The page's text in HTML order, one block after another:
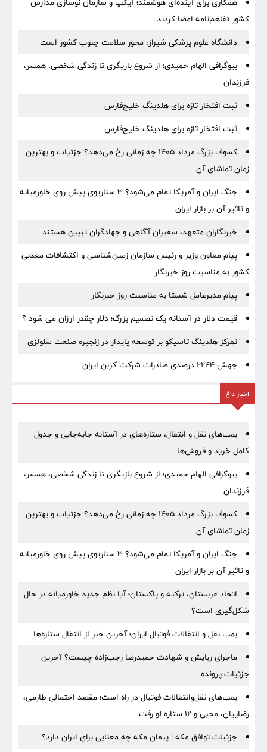
کشور تفاهم‌نامه امضا کردند
دانشگاه علوم پزشکی شیراز، محور سلامت جنوب کشور است
بیوگرافی الهام حمیدی؛ از شروع بازیگری تا زندگی شخصی، همسر،
فرزندان
ثبت افتخار تازه برای هلدینگ خلیج‌فارس
ثبت افتخار تازه برای هلدینگ خلیج‌فارس
کسوف بزرگ مرداد ۱۴۰۵ چه زمانی رخ می‌دهد؟ جزئیات و بهترین
زمان تماشای آن
جنگ ایران و آمریکا تمام می‌شود؟ ۳ سناریوی پیش روی خاورمیانه
و تاثیر آن بر بازار ایران
خبرنگاران متعهد، سفیران آگاهی و جهادگران تبیین هستند
پیام معاون وزیر و رئیس سازمان زمین‌شناسی و اکتشافات معدنی
کشور به مناسبت روز خبرنگار
پیام مدیرعامل شستا به مناسبت روز خبرنگار
قیمت دلار در آستانه یک تصمیم بزرگ؛ دلار چقدر ارزان می شود ؟
تمرکز هلدینگ تاسیکو بر توسعه پایدار در زنجیره صنعت سلولزی
جهش ۲۲۴۴ درصدی صادرات شرکت کربن ایران
اخبار داغ
بمب‌های نقل و انتقال، ستاره‌های در آستانه جابه‌جایی و جدول
کامل خرید و فروش‌ها
بیوگرافی الهام حمیدی؛ از شروع بازیگری تا زندگی شخصی، همسر،
فرزندان
کسوف بزرگ مرداد ۱۴۰۵ چه زمانی رخ می‌دهد؟ جزئیات و بهترین
زمان تماشای آن
جنگ ایران و آمریکا تمام می‌شود؟ ۳ سناریوی پیش روی خاورمیانه
و تاثیر آن بر بازار ایران
اتحاد عربستان، ترکیه و پاکستان؛ آیا نظم جدید خاورمیانه در حال
شکل‌گیری است؟
بمب نقل‌ و انتقالات فوتبال ایران؛ آخرین خبر از انتقال ستاره‌ها
ماجرای ربایش و شهادت حمیدرضا رجب‌زاده چیست؟ آخرین
جزئیات پرونده
بمب‌های نقل‌وانتقالات فوتبال در راه است؛ مقصد احتمالی طارمی،
رضاییان، محبی و ۱۲ ستاره لو رفت
جزئیات توافق مکه | پیمان مکه چه معنایی برای ایران دارد؟